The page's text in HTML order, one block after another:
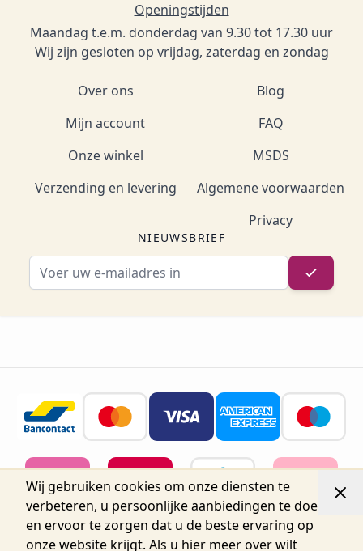
Wij gebruiken cookies om onze diensten te
verbeteren, u persoonlijke aanbiedingen te doen
en ervoor te zorgen dat u de beste ervaring op
onze website krijgt. Als u hier meer over wilt
Openingstijden
Maandag t.e.m. donderdag van 9.30 tot 17.30 uur
Wij zijn gesloten op vrijdag, zaterdag en zondag
Over ons
Mijn account
Onze winkel
Verzending en levering
Blog
FAQ
MSDS
Algemene voorwaarden
Privacy
NIEUWSBRIEF